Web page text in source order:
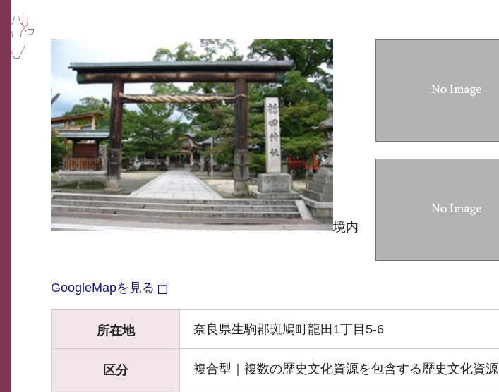
境内
GoogleMapを見る
所在地 奈良県生駒郡斑鳩町龍田1丁目5-6
区分 複合型｜複数の歴史文化資源を包含する歴史文化資源